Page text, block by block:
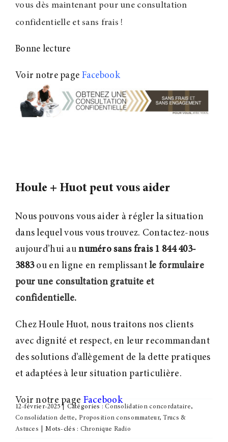
vous dès maintenant pour une consultation
confidentielle et sans frais !
Bonne lecture
Voir notre page Facebook
Houle + Huot peut vous aider
Nous pouvons vous aider à régler la situation
dans lequel vous vous trouvez. Contactez-nous
aujourd’hui aunuméro sans frais 1 844 403-
3883ou en ligne en remplissantle formulaire
pour une consultation gratuite et
confidentielle.
Chez Houle Huot, nous traitons nos clients
avec dignité et respect, en leur recommandant
des solutions d’allègement de la dette pratiques
et adaptées à leur situation particulière.
Voir notre page Facebook
12-février-2025 | Catégories :Consolidation concordataire,
Consolidation dette, Proposition consommateur,Trucs &
Astuces
Mots-clés : Chronique Radio